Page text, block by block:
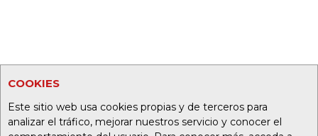
COOKIES
Este sitio web usa cookies propias y de terceros para
analizar el tráfico, mejorar nuestros servicio y conocer el